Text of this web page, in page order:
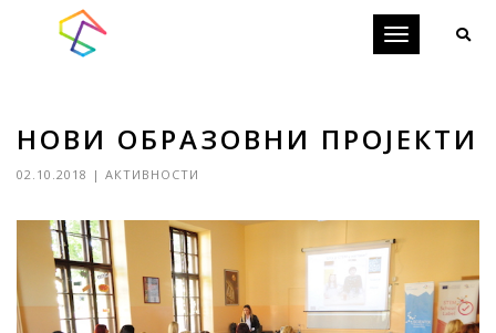
Toggle
НОВИ ОБРАЗОВНИ ПРОЈЕКТИ
02.10.2018 | АКТИВНОСТИ